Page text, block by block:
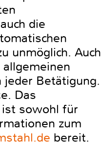
die
unmöglich. Auch
jeder Betätigung.
Das
ist sowohl für
zum
bereit.